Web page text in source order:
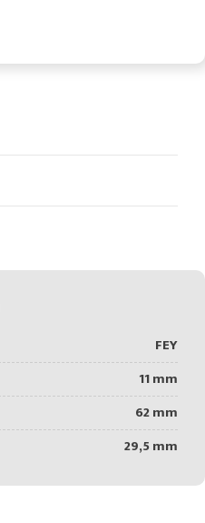
FEY
11 mm
62 mm
29,5 mm